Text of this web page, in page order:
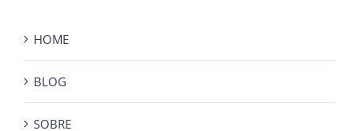
HOME
BLOG
SOBRE